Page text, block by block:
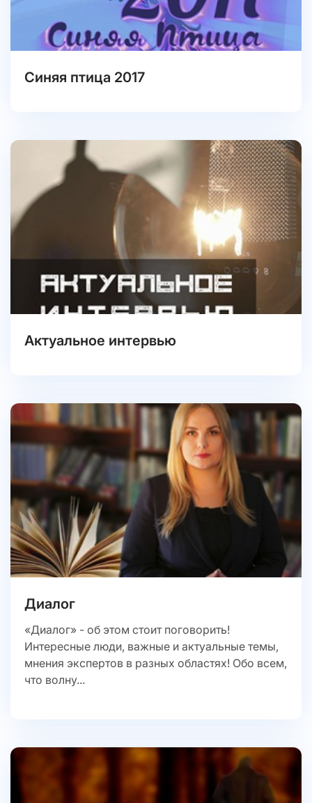
Синяя птица 2017
Актуальное интервью
Диалог
«Диалог» - об этом стоит поговорить!
Интересные люди, важные и актуальные темы,
мнения экспертов в разных областях! Обо всем,
что волну...